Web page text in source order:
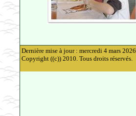
Dernière mise à jour : mercredi 4 mars 2026
Copyright ((c)) 2010. Tous droits réservés.